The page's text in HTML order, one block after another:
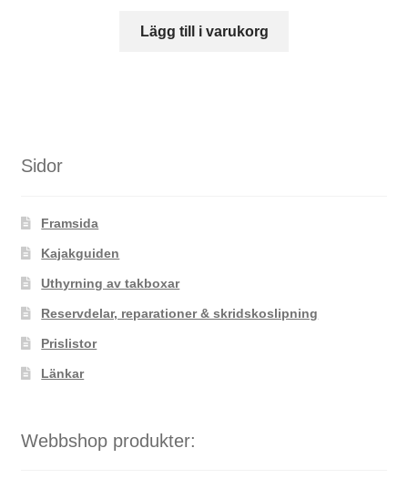
Lägg till i varukorg
Sidor
Framsida
Kajakguiden
Uthyrning av takboxar
Reservdelar, reparationer & skridskoslipning
Prislistor
Länkar
Webbshop produkter: